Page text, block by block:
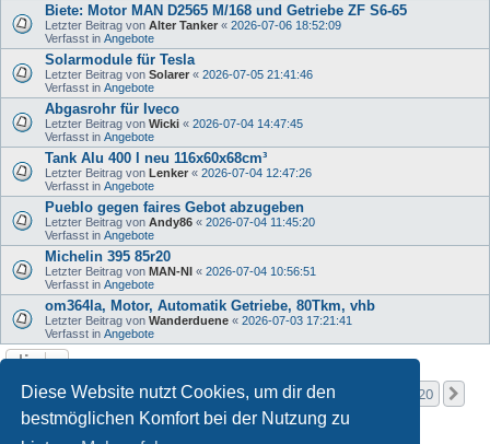
Diese Website nutzt Cookies, um dir den
bestmöglichen Komfort bei der Nutzung zu
Biete: Motor MAN D2565 M/168 und Getriebe ZF S6-65
Letzter Beitrag von Alter Tanker « 2026-07-06 18:52:09
Verfasst in Angebote
Solarmodule für Tesla
Letzter Beitrag von Solarer « 2026-07-05 21:41:46
Verfasst in Angebote
Abgasrohr für Iveco
Letzter Beitrag von Wicki « 2026-07-04 14:47:45
Verfasst in Angebote
Tank Alu 400 l neu 116x60x68cm³
Letzter Beitrag von Lenker « 2026-07-04 12:47:26
Verfasst in Angebote
Pueblo gegen faires Gebot abzugeben
Letzter Beitrag von Andy86 « 2026-07-04 11:45:20
Verfasst in Angebote
Michelin 395 85r20
Letzter Beitrag von MAN-NI « 2026-07-04 10:56:51
Verfasst in Angebote
om364la, Motor, Automatik Getriebe, 80Tkm, vhb
Letzter Beitrag von Wanderduene « 2026-07-03 17:21:41
Verfasst in Angebote
Die Suche ergab mehr als 1000 Treffer Seite1von
1 2 3 20